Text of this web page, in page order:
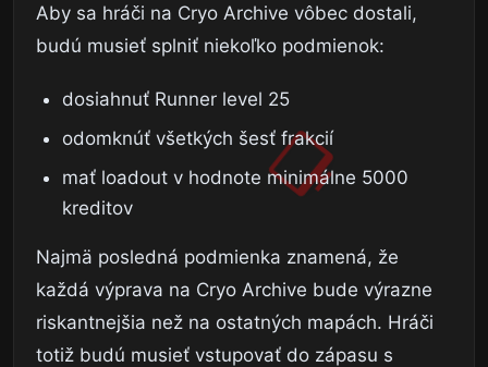
Aby sa hráči na Cryo Archive vôbec dostali,
budú musieť splniť niekoľko podmienok:
dosiahnuť Runner level 25
odomknúť všetkých šesť frakcií
mať loadout v hodnote minimálne 5000
kreditov
Najmä posledná podmienka znamená, že
každá výprava na Cryo Archive bude výrazne
riskantnejšia než na ostatných mapách. Hráči
totiž budú musieť vstupovať do zápasu s